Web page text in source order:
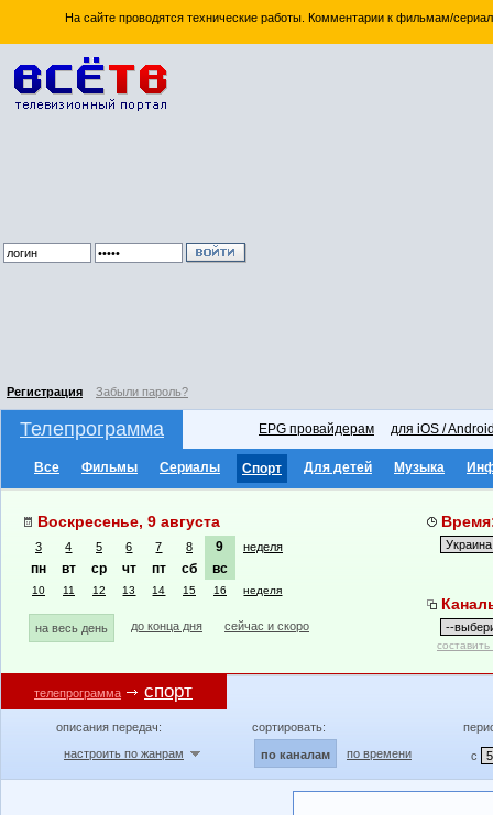
На сайте проводятся технические работы. Комментарии к фильмам/
Регистрация Забыли пароль?
Телепрограмма EPG провайдерам для iOS /
Все Фильмы Сериалы Спорт Для детей Музыка
Воскресенье, 9 августа
3 4 5 6 7 8 9 неделя
пн вт ср чт пт сб вс
10 11 12 13 14 15 16 неделя
на весь день до конца дня сейчас и скоро
телепрограмма спорт
описания передач:
настроить по жанрам
сортировать:
по каналам по времени с